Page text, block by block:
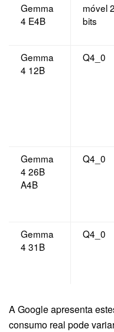
Gemma
4 E4B
móvel 2
bits
Gemma
4 12B
Q4_0
Gemma
4 26B
A4B
Q4_0
Gemma
4 31B
Q4_0
A Google apresenta
consumo real pode